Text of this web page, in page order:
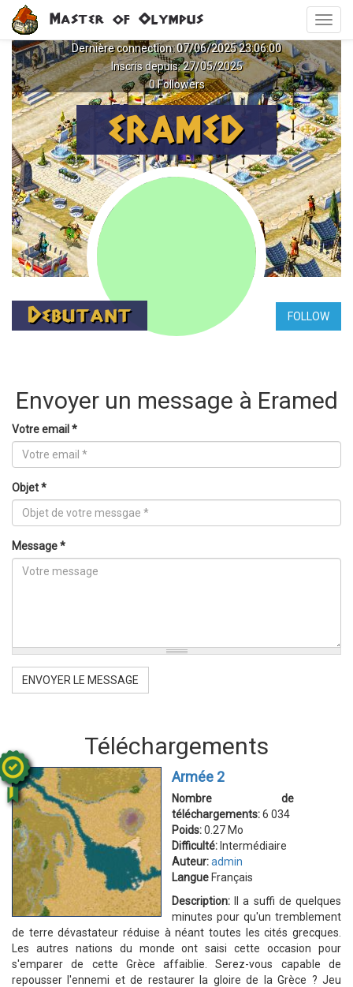
Aller
au
contenu
principal
Master of Olympus
Dernière connection: 07/06/2025 23:06:00
Inscris depuis: 27/05/2025
0 Followers
ERAMED
Debutant FOLLOW
Envoyer un message à Eramed
Votre email *
Objet*
Message*
ENVOYER LE MESSAGE
Téléchargements
Armée 2
Nombre de
téléchargements:6 034
Poids:0.27 Mo
Difficulté: Intermédiaire
Auteur:admin
Langue Français
Description:
Il a suffi de quelques
minutes pour qu'un tremblement
de terre dévastateur réduise à néant toutes les cités grecques.
Les autres nations du monde ont saisi cette occasion pour
s'emparer de cette Grèce affaiblie. Serez-vous capable de
repousser l'ennemi et de restaurer la gloire de la Grèce ? Jeu